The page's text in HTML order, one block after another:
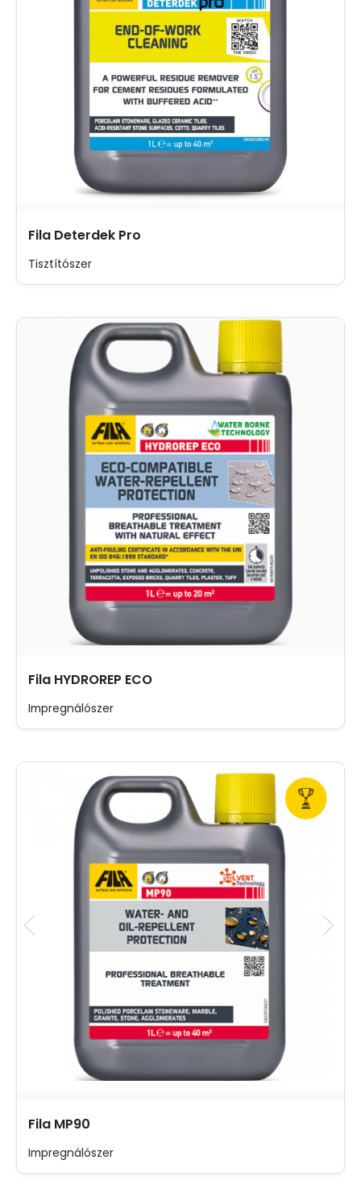
Fila Deterdek Pro
Tisztítószer
Fila HYDROREP ECO
Impregnálószer
Fila MP90
Impregnálószer